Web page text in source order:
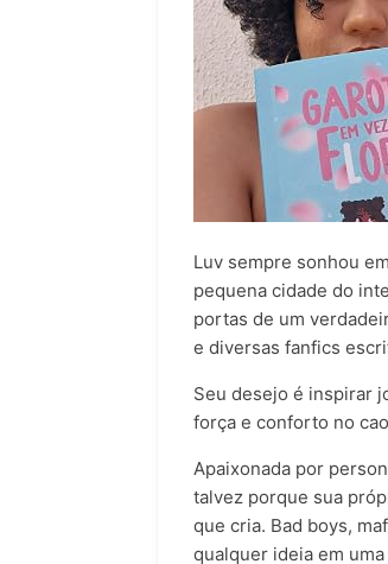
Luv sempre sonhou
pequena cidade do
portas de um
e diversas fanfics
Seu desejo é inspirar
força e conforto no
Apaixonada por
talvez porque sua
que cria. Bad boys,
qualquer ideia em